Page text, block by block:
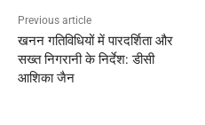
Previous article
खनन गतिविधियों में पारदर्शिता और
सख्त निगरानी के निर्देश: डीसी
आशिका जैन